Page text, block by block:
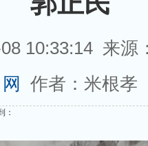
10:33:14 来源
网 作者：米根孝
：